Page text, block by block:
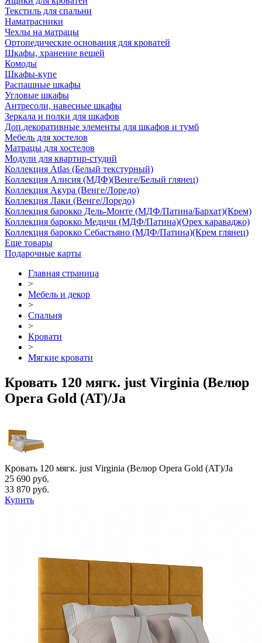
Текстиль для спальни
Наматрасники
Чехлы на матрацы
Ортопедические основания для кроватей
Шкафы, хранение вещей
Комоды
Шкафы-купе
Распашные шкафы
Угловые шкафы
Антресоли, навесные шкафы
Зеркала и полки для шкафов
Доп.декоративные элементы для шкафов и тумб
Мебель для хостелов
Матрацы для хостелов
Модули для квартир-студий
Коллекция Atlas (Белый текстурный)
Коллекция Алисия (МДФ)(Венге/Белый глянец)
Коллекция Акура (Венге/Лоредо)
Коллекция Лаки (Венге/Лоредо)
Коллекция барокко Дель-Монте (МДФ/Патина/Бархат)(Крем)
Коллекция барокко Медичи (МДФ/Патина)(Орех караваджо)
Коллекция барокко Себастьяно (МДФ/Патина)(Крем глянец)
Еще товары
Подарочные карты
Главная страница
>
Мебель и декор
>
Спальня
>
Кровати
>
Мягкие кровати
Кровать 120 мягк. just Virginia (Велюр
Opera Gold (AT)/Ja
Кровать 120 мягк. just Virginia (Велюр Opera Gold (AT)/Ja
25 690 руб.
33 870 руб.
Купить